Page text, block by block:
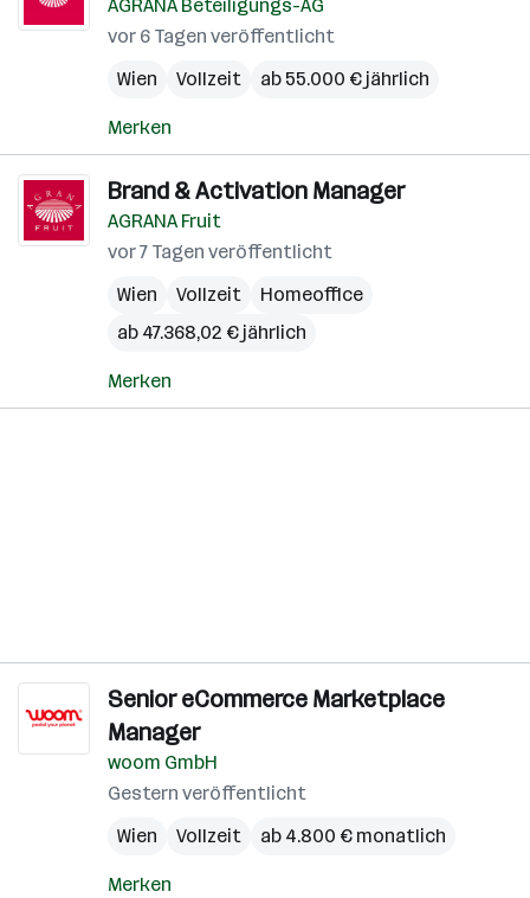
AGRANA Beteiligungs-AG
vor 6 Tagen veröffentlicht
Wien
Vollzeit ab 55.000 € jährlich
Merken
Brand & Activation Manager
AGRANA Fruit
vor 7 Tagen veröffentlicht
Wien
Vollzeit
Homeoffice
ab 47.368,02 € jährlich
Merken
Senior eCommerce Marketplace
Manager
woom GmbH
Gestern veröffentlicht
Wien
Vollzeit ab 4.800 € monatlich
Merken